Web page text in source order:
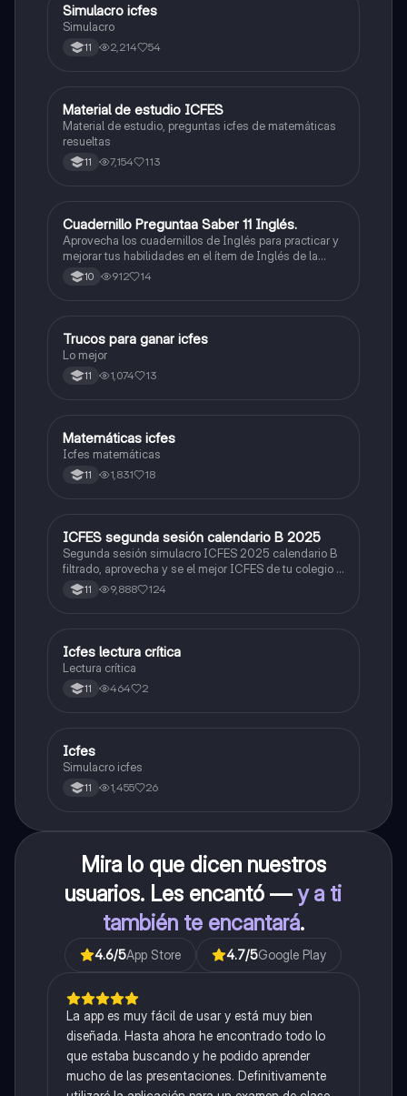
ICFES: Lectura Crítica
Simulacro icfes
Simulacro
11 2,214 54
ICFES: Matemáticas
Material de estudio ICFES
Material de estudio, preguntas icfes de matemáticas
resueltas
11 7,154 113
ICFES: Inglés
Cuadernillo Preguntaa Saber 11 Inglés.
Aprovecha los cuadernillos de Inglés para practicar y
mejorar tus habilidades en el ítem de Inglés de la
Prueba Saber 11. 🫡
10 912 14
Química
Trucos para ganar icfes
Lo mejor
11 1,074 13
ICFES: Matemáticas
Matemáticas icfes
Icfes matemáticas
11 1,831 18
ICFES: Lectura Crítica
ICFES segunda sesión calendario B 2025
Segunda sesión simulacro ICFES 2025 calendario B
filtrado, aprovecha y se el mejor ICFES de tu colegio y
poder ingresar a universidad, y estudiar aquella
carrera con la que tanto sueñas.
11 9,888 124
Lengua Castellana
Icfes lectura crítica
Lectura crítica
11 464 2
ICFES: Sociales y Ciudadanas
Icfes
Simulacro icfes
11 1,455 26
Mira lo que dicen nuestros
usuarios. Les encantó —y a ti
también te encantará.
4.6/5App Store 4.7/5Google Play
La app es muy fácil de usar y está muy bien
diseñada. Hasta ahora he encontrado todo lo
que estaba buscando y he podido aprender
mucho de las presentaciones. Definitivamente